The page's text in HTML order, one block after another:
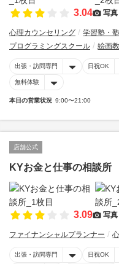
3.04 写真
心理カウンセリング 学習塾・塾
プログラミングスクール
絵画
出張・訪問専門 日祝OK
無料体験
本日の営業状況 9:00〜21:00
店舗公式
KYお金と仕事の相談所
3.09 写真
ファイナンシャルプランナー
出張・訪問専門 日祝OK